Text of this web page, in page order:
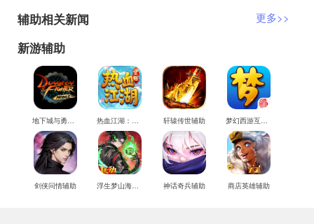
辅助相关新闻
更多>>
新游辅助
地下城与勇士M辅助 热血江湖：觉醒辅助 轩辕传世辅助 梦幻西游互通版辅助
剑侠问情辅助 浮生梦山海辅助 神话奇兵辅助 商店英雄辅助